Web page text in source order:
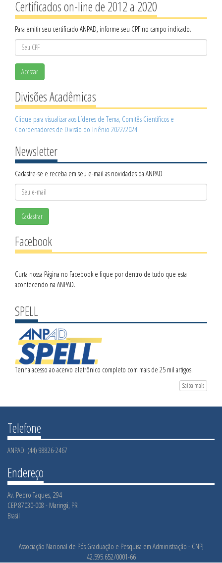
Certificados on-line de 2012 a 2020
Para emitir seu certificado ANPAD, informe seu CPF no campo indicado.
Acessar
Divisões Acadêmicas
Clique para visualizar aos Líderes de Tema, Comitês Científicos e
Coordenadores de Divisão do Triênio 2022/2024.
Newsletter
Cadastre-se e receba em seu e-mail as novidades da ANPAD
Cadastrar
Facebook
Curta nossa Página no Facebook e fique por dentro de tudo que esta
acontecendo na ANPAD.
SPELL
Tenha acesso ao acervo eletrônico completo com mais de 25 mil artigos.
Saiba mais
Telefone
ANPAD: (44) 98826-2467
Endereço
Av. Pedro Taques, 294
CEP 87030-008 - Maringá, PR
Brasil
Associação Nacional de Pós Graduação e Pesquisa em Administração - CNPJ
42.595.652/0001-66